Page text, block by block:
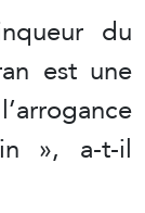
du
est une
», a-t-il